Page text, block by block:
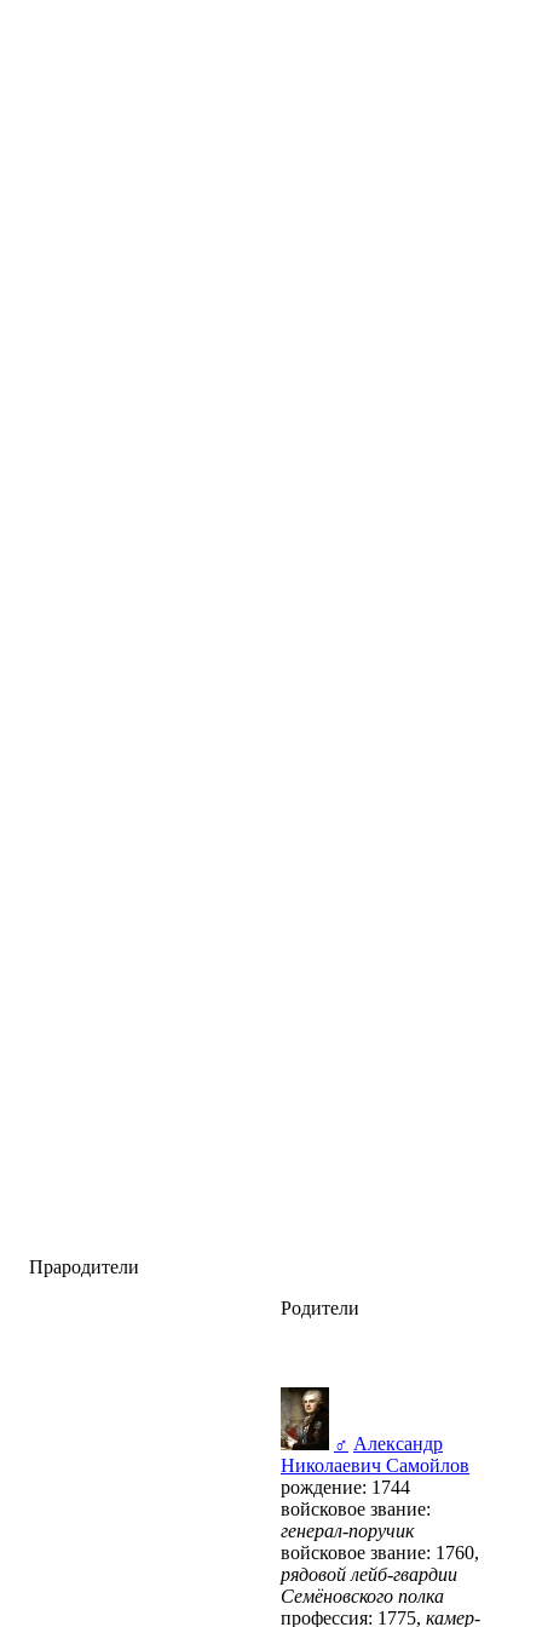
Прародители
Родители
♂ Александр
Николаевич Самойлов
рождение: 1744
войсковое звание:
генерал-поручик
войсковое звание: 1760,
рядовой лейб-гвардии
Семёновского полка
профессия: 1775, камер-